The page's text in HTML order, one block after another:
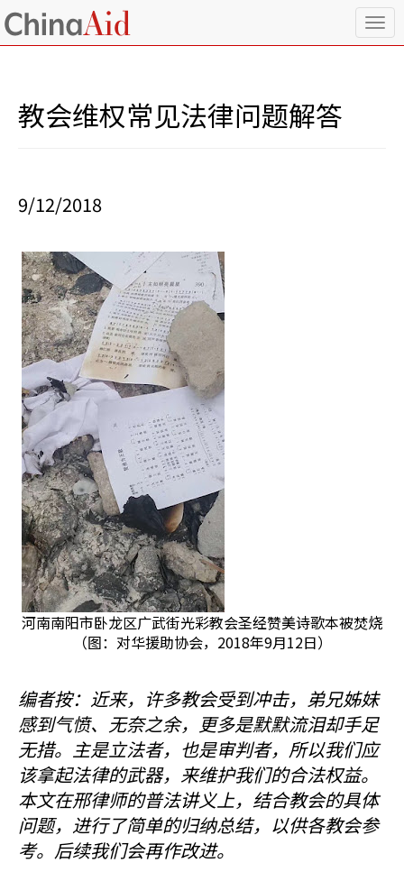
T
o
教会维权常见法律问题解答
9/12/2018
河南南阳市卧龙区广武街光彩教会圣经赞美诗歌本被焚烧
（图：对华援助协会，2018年9月12日）
编者按：近来，许多教会受到冲击，弟兄姊妹
感到气愤、无奈之余，更多是默默流泪却手足
无措。主是立法者，也是审判者，所以我们应
该拿起法律的武器，来维护我们的合法权益。
本文在邢律师的普法讲义上，结合教会的具体
问题，进行了简单的归纳总结，以供各教会参
考。后续我们会再作改进。